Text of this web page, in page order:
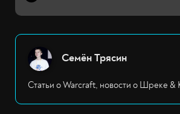
Семён Трясин
Статьи о Warcraft, новости о Шреке &